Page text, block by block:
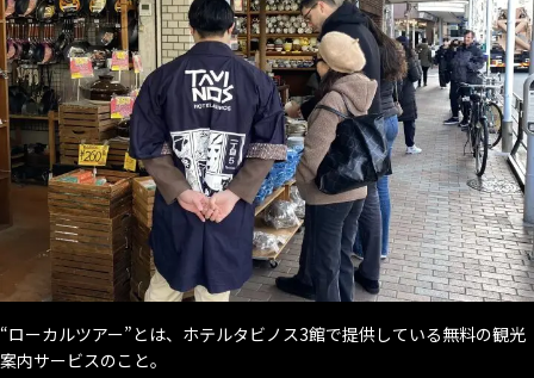
“ローカルツアー”とは、ホテルタビノス3館で提供している無料の観光
案内サービスのこと。